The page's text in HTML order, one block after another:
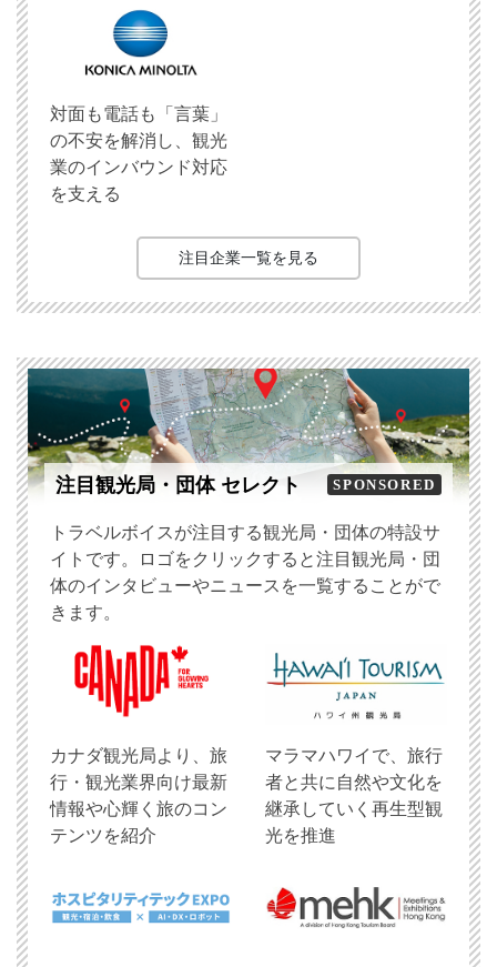
対面も電話も「言葉」
の不安を解消し、観光
業のインバウンド対応
を支える
注目企業一覧を見る
注目観光局・団体 セレクト SPONSORED
トラベルボイスが注目する観光局・団体の特設サ
イトです。ロゴをクリックすると注目観光局・団
体のインタビューやニュースを一覧することがで
きます。
​カナダ観光局より、旅
行・観光業界向け最新
情報や心輝く旅のコン
テンツを紹介
マラマハワイで、旅行
者と共に自然や文化を
継承していく再生型観
光を推進